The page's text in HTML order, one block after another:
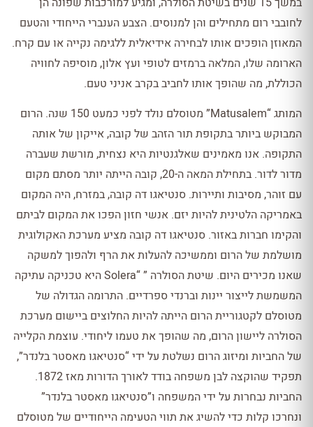
לחובבי רום מתחילים והן למנוסים. הצבע הענברי הייחודי והטעם
המאוזן הופכים אותו לבחירה אידיאלית ללגימה נקייה או עם קרח.
הארומה שלו, המלאה ברמזים לטופי ועץ אלון, מוסיפה לחוויה
הכוללת, מה שהופך אותו לחביב בקרב אניני טעם.
המותג “Matusalem” מטוסלם נולד לפני כמעט 150 שנה. הרום
המבוקש ביותר בתקופת תור הזהב של קובה, אייקון של אותה
התקופה. אנו מאמינים שאלגנטיות היא נצחית, מורשת שעברה
מדור לדור. בתחילת המאה ה-20, קובה הייתה יותר מסתם מקום
עם זוהר, מסיבות ותיירות. סנטיאגו דה קובה, במזרח, היה המקום
באמריקה הלטינית להיות יזם. אנשי חזון הפכו את המקום לביתם
והקימו חברות באזור. סנטיאגו דה קובה מציע מערכת האקולוגית
מושלמת של הרום וממשיכה להעלות את הרף ולהפוך למשקה
שאנו מכירים היום. שיטת הסולרה ” “Solera היא טכניקה עתיקה
המשמשת לייצור יינות וברנדי ספרדיים. התרומה הגדולה של
מטוסלם לקטגוריית הרום הייתה להיות החלוצים ביישום מערכת
הסולרה ליישון הרום, מה שהופך את טעמו ליחודי. עוצמת הקלייה
של החביות ומיזוג הרום נשלטת על ידי “סנטיאגו מאסטר בלנדר”,
תפקיד שהוקצה לבן משפחה בודד לאורך הדורות מאז 1872.
החביות נבחרות על ידי המשפחה ו”סנטיאגו מאסטר בלנדר”
ונחרכו קלות כדי להשיג את תווי הטעימה הייחודיים של מטוסלם